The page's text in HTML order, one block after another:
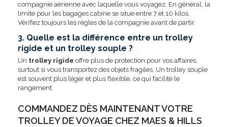
compagnie aérienne avec laquelle vous voyagez. En général, la
limite pour les bagages cabine se situe entre 7 et 10 kilos.
Vérifiez toujours les règles de la compagnie avant de partir.
3. Quelle est la différence entre un trolley
rigide et un trolley souple ?
Un trolley rigide offre plus de protection pour vos affaires,
surtout si vous transportez des objets fragiles. Un trolley souple
est souvent plus léger et plus flexible, ce qui facilite le
rangement.
COMMANDEZ DÈS MAINTENANT VOTRE
TROLLEY DE VOYAGE CHEZ MAES & HILLS